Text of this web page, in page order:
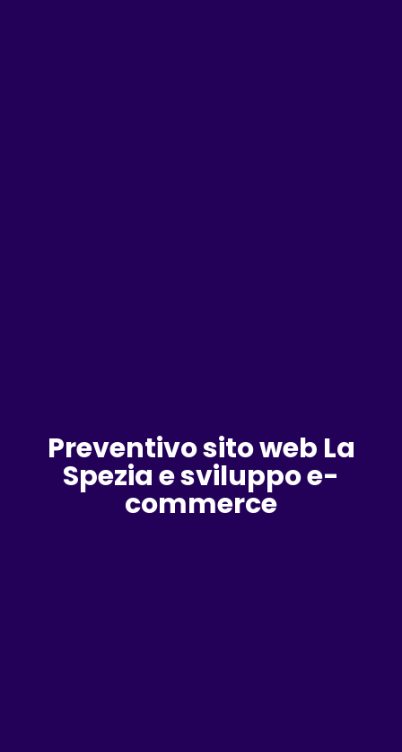
Preventivo sito web La
Spezia e sviluppo e-
commerce